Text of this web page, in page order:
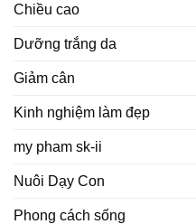
Chiều cao
Dưỡng trắng da
Giảm cân
Kinh nghiệm làm đẹp
my pham sk-ii
Nuôi Dạy Con
Phong cách sống